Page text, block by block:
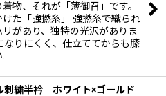
物、それが「薄御召」です。
た「強撚糸」 強撚糸で織られ
があり、独特の光沢がありま
なりにくく、仕立ててからも膝
刺繍半衿 ホワイト×ゴールド